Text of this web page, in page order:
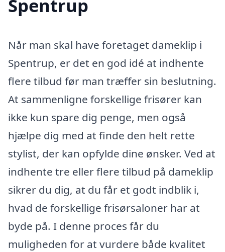
Spentrup
Når man skal have foretaget dameklip i
Spentrup, er det en god idé at indhente
flere tilbud før man træffer sin beslutning.
At sammenligne forskellige frisører kan
ikke kun spare dig penge, men også
hjælpe dig med at finde den helt rette
stylist, der kan opfylde dine ønsker. Ved at
indhente tre eller flere tilbud på dameklip
sikrer du dig, at du får et godt indblik i,
hvad de forskellige frisørsaloner har at
byde på. I denne proces får du
muligheden for at vurdere både kvalitet